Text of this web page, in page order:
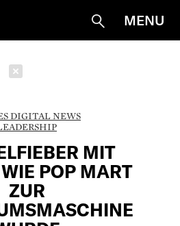
Suche
MENU
DIGITAL NEWS
MIT
POP MART
ZUR